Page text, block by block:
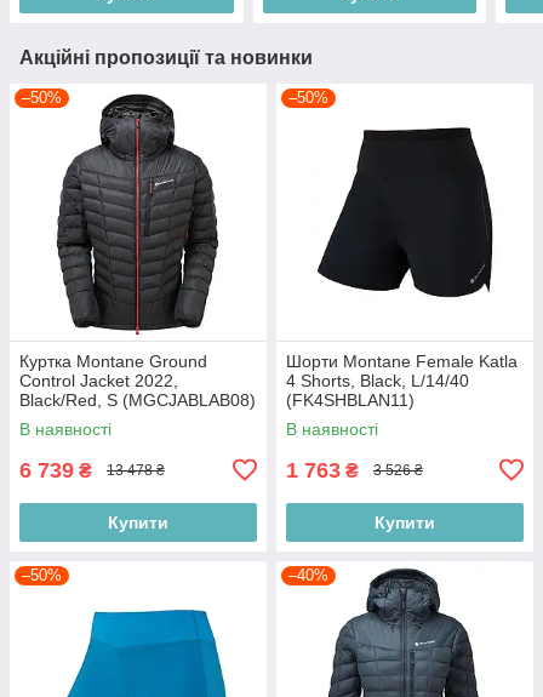
Акційні пропозиції та новинки
–50%
Куртка Montane Ground
Control Jacket 2022,
Black/Red, S (MGCJABLAB08)
В наявності
6 739 ₴ 13 478 ₴
Купити
–50%
Шорти Montane Female Katla
4 Shorts, Black, L/14/40
(FK4SHBLAN11)
В наявності
1 763 ₴ 3 526 ₴
Купити
–50% –40%